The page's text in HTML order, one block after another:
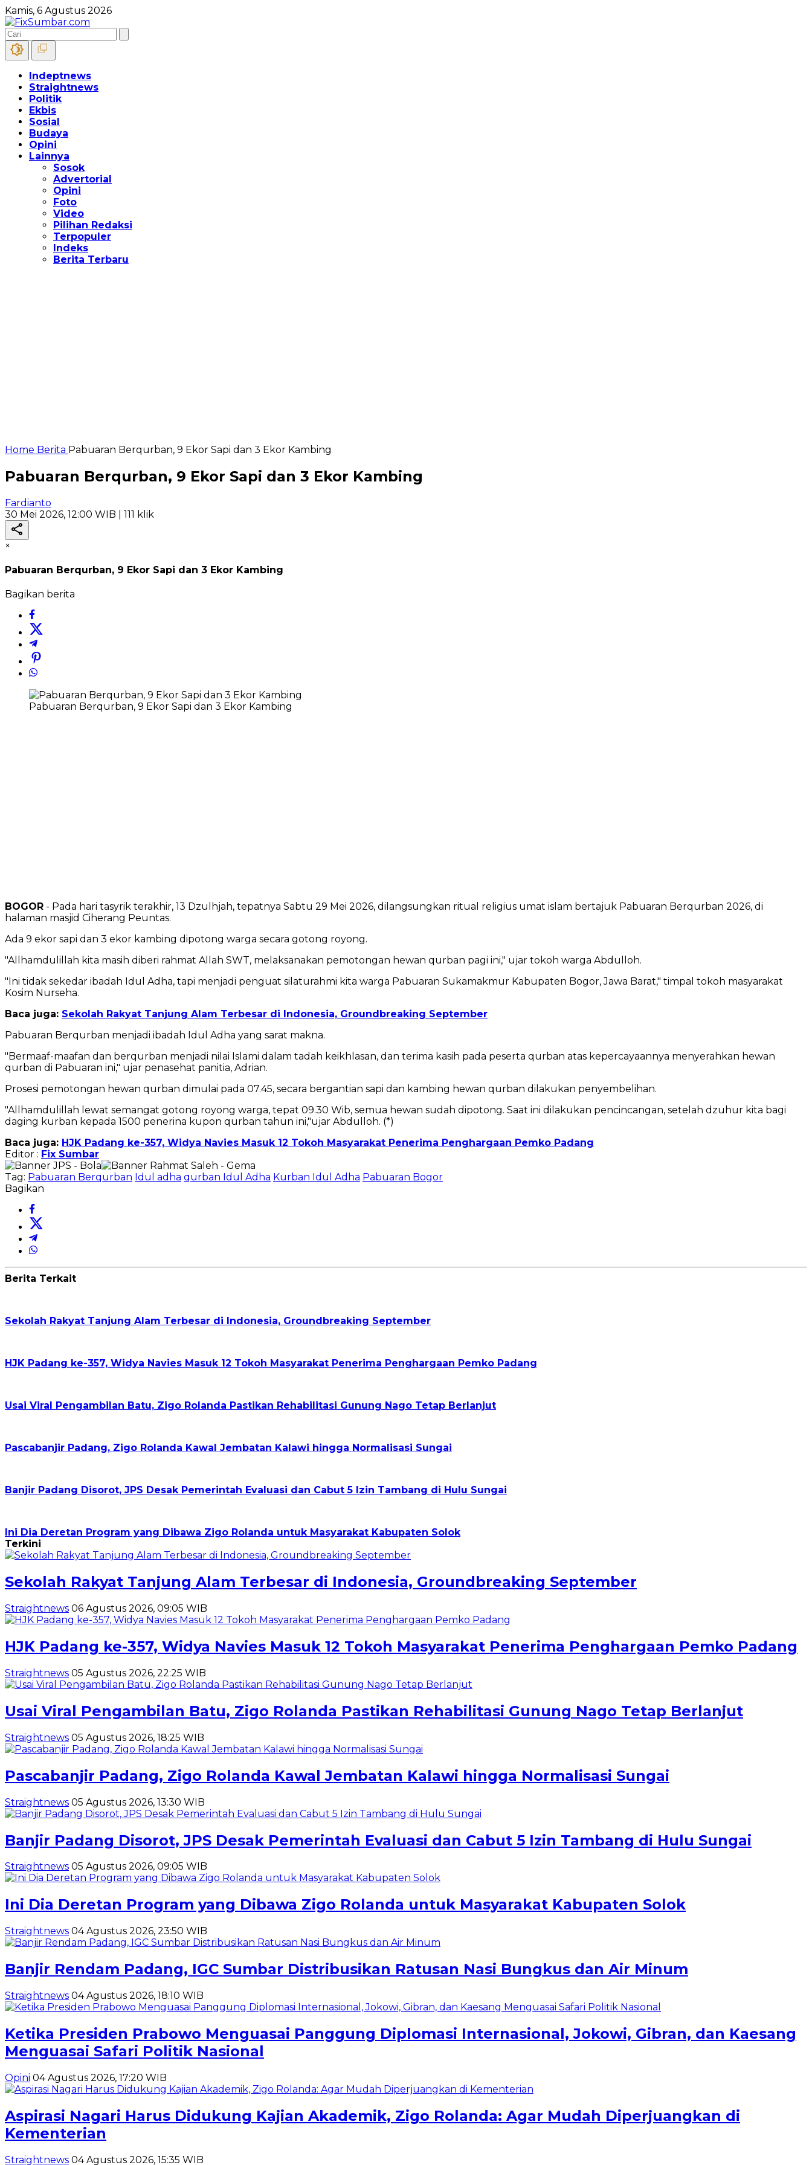
Kamis, 6 Agustus 2026
Indeptnews
Straightnews
Politik
Ekbis
Sosial
Budaya
Opini
Lainnya
Sosok
Advertorial
Opini
Foto
Video
Pilihan Redaksi
Terpopuler
Indeks
Berita Terbaru
Home Berita Pabuaran Berqurban, 9 Ekor Sapi dan 3 Ekor Kambing
Pabuaran Berqurban, 9 Ekor Sapi dan 3 Ekor Kambing
Fardianto
30 Mei 2026, 12:00 WIB | 111 klik
×
Pabuaran Berqurban, 9 Ekor Sapi dan 3 Ekor Kambing
Bagikan berita
Pabuaran Berqurban, 9 Ekor Sapi dan 3 Ekor Kambing
BOGOR - Pada hari tasyrik terakhir, 13 Dzulhjah, tepatnya Sabtu 29 Mei 2026, dilangsungkan ritual religius umat islam bertajuk Pabuaran Berqurban 2026, di
halaman masjid Ciherang Peuntas.
Ada 9 ekor sapi dan 3 ekor kambing dipotong warga secara gotong royong.
"Allhamdulillah kita masih diberi rahmat Allah SWT, melaksanakan pemotongan hewan qurban pagi ini," ujar tokoh warga Abdulloh.
"Ini tidak sekedar ibadah Idul Adha, tapi menjadi penguat silaturahmi kita warga Pabuaran Sukamakmur Kabupaten Bogor, Jawa Barat," timpal tokoh masyarakat
Kosim Nurseha.
Baca juga: Sekolah Rakyat Tanjung Alam Terbesar di Indonesia, Groundbreaking September
Pabuaran Berqurban menjadi ibadah Idul Adha yang sarat makna.
"Bermaaf-maafan dan berqurban menjadi nilai Islami dalam tadah keikhlasan, dan terima kasih pada peserta qurban atas kepercayaannya menyerahkan hewan
qurban di Pabuaran ini," ujar penasehat panitia, Adrian.
Prosesi pemotongan hewan qurban dimulai pada 07.45, secara bergantian sapi dan kambing hewan qurban dilakukan penyembelihan.
"Allhamdulillah lewat semangat gotong royong warga, tepat 09.30 Wib, semua hewan sudah dipotong. Saat ini dilakukan pencincangan, setelah dzuhur kita bagi
daging kurban kepada 1500 penerina kupon qurban tahun ini,"ujar Abdulloh. (*)
Baca juga: HJK Padang ke-357, Widya Navies Masuk 12 Tokoh Masyarakat Penerima Penghargaan Pemko Padang
Editor : Fix Sumbar
Tag: Pabuaran Berqurban Idul adha qurban Idul Adha Kurban Idul Adha Pabuaran Bogor
Bagikan
Berita Terkait
Sekolah Rakyat Tanjung Alam Terbesar di Indonesia, Groundbreaking September
HJK Padang ke-357, Widya Navies Masuk 12 Tokoh Masyarakat Penerima Penghargaan Pemko Padang
Usai Viral Pengambilan Batu, Zigo Rolanda Pastikan Rehabilitasi Gunung Nago Tetap Berlanjut
Pascabanjir Padang, Zigo Rolanda Kawal Jembatan Kalawi hingga Normalisasi Sungai
Banjir Padang Disorot, JPS Desak Pemerintah Evaluasi dan Cabut 5 Izin Tambang di Hulu Sungai
Ini Dia Deretan Program yang Dibawa Zigo Rolanda untuk Masyarakat Kabupaten Solok
Terkini
Sekolah Rakyat Tanjung Alam Terbesar di Indonesia, Groundbreaking September
Straightnews 06 Agustus 2026, 09:05 WIB
HJK Padang ke-357, Widya Navies Masuk 12 Tokoh Masyarakat Penerima Penghargaan Pemko Padang
Straightnews 05 Agustus 2026, 22:25 WIB
Usai Viral Pengambilan Batu, Zigo Rolanda Pastikan Rehabilitasi Gunung Nago Tetap Berlanjut
Straightnews 05 Agustus 2026, 18:25 WIB
Pascabanjir Padang, Zigo Rolanda Kawal Jembatan Kalawi hingga Normalisasi Sungai
Straightnews 05 Agustus 2026, 13:30 WIB
Banjir Padang Disorot, JPS Desak Pemerintah Evaluasi dan Cabut 5 Izin Tambang di Hulu Sungai
Straightnews 05 Agustus 2026, 09:05 WIB
Ini Dia Deretan Program yang Dibawa Zigo Rolanda untuk Masyarakat Kabupaten Solok
Straightnews 04 Agustus 2026, 23:50 WIB
Banjir Rendam Padang, IGC Sumbar Distribusikan Ratusan Nasi Bungkus dan Air Minum
Straightnews 04 Agustus 2026, 18:10 WIB
Ketika Presiden Prabowo Menguasai Panggung Diplomasi Internasional, Jokowi, Gibran, dan Kaesang
Menguasai Safari Politik Nasional
Opini 04 Agustus 2026, 17:20 WIB
Aspirasi Nagari Harus Didukung Kajian Akademik, Zigo Rolanda: Agar Mudah Diperjuangkan di
Kementerian
Straightnews 04 Agustus 2026, 15:35 WIB